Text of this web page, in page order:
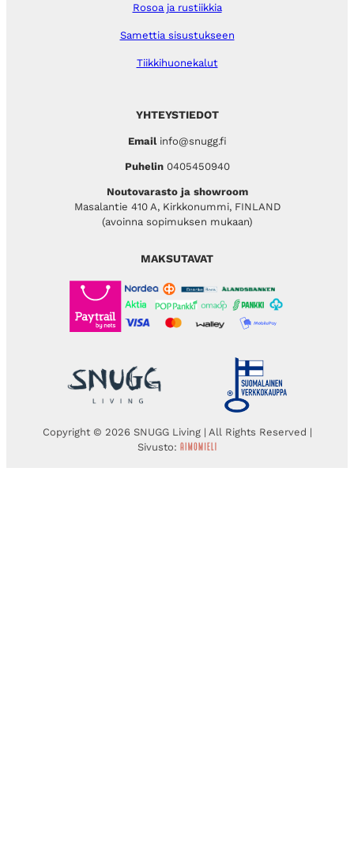
YHTEYSTIEDOT
Emailinfo@snugg.fi
Puhelin 0405450940
Noutovarasto ja showroom
Masalantie 410 A, Kirkkonummi, FINLAND
(avoinna sopimuksen mukaan)
Rosoa ja rustiikkia
Samettia sisustukseen
Tiikkihuonekalut
MAKSUTAVAT
Copyright © 2026 SNUGG Living | All Rights Reserved |
Sivusto: